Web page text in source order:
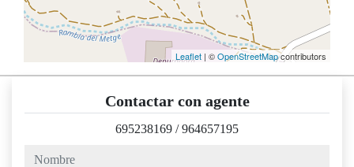
Leaflet | ©OpenStreetMapcontributors
Contactar con agente
695238169 /964657195
nombre